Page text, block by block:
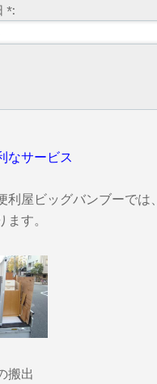
*:
なサービス
利屋ビッグバンブーで
す。
搬出